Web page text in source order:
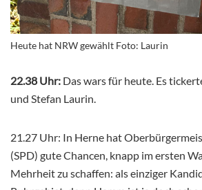
Heute hat NRW gewählt Foto: Laurin
22.38 Uhr: Das wars für heute. Es
und Stefan Laurin.
21.27 Uhr: In Herne hat
(SPD) gute Chancen, knapp im ersten
Mehrheit zu schaffen: als einziger